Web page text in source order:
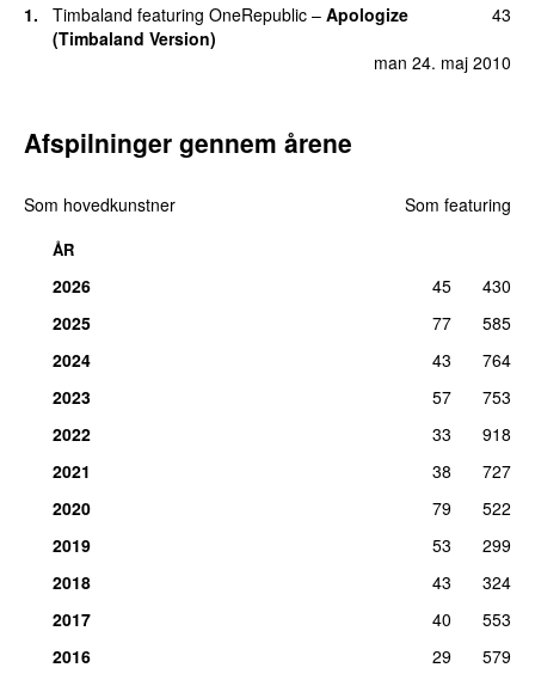
1. Timbaland featuring OneRepublic – Apologize
(Timbaland Version)
man 24. maj 2010
43
Afspilninger gennem årene
Som hovedkunstner Som featuring
ÅR
2026 45
430
2025
77
585
2024
43
764
2023
57
753
2022
33
918
2021
38
727
2020
79
522
2019
53
299
2018
43
324
2017
40
553
2016
29
579